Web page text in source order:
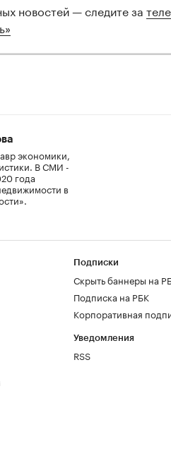
новостей — следите за
экономики,
В СМИ -
года
в
Подписки
Скрыть баннеры на
Подписка на РБК
Корпоративная
Уведомления
RSS